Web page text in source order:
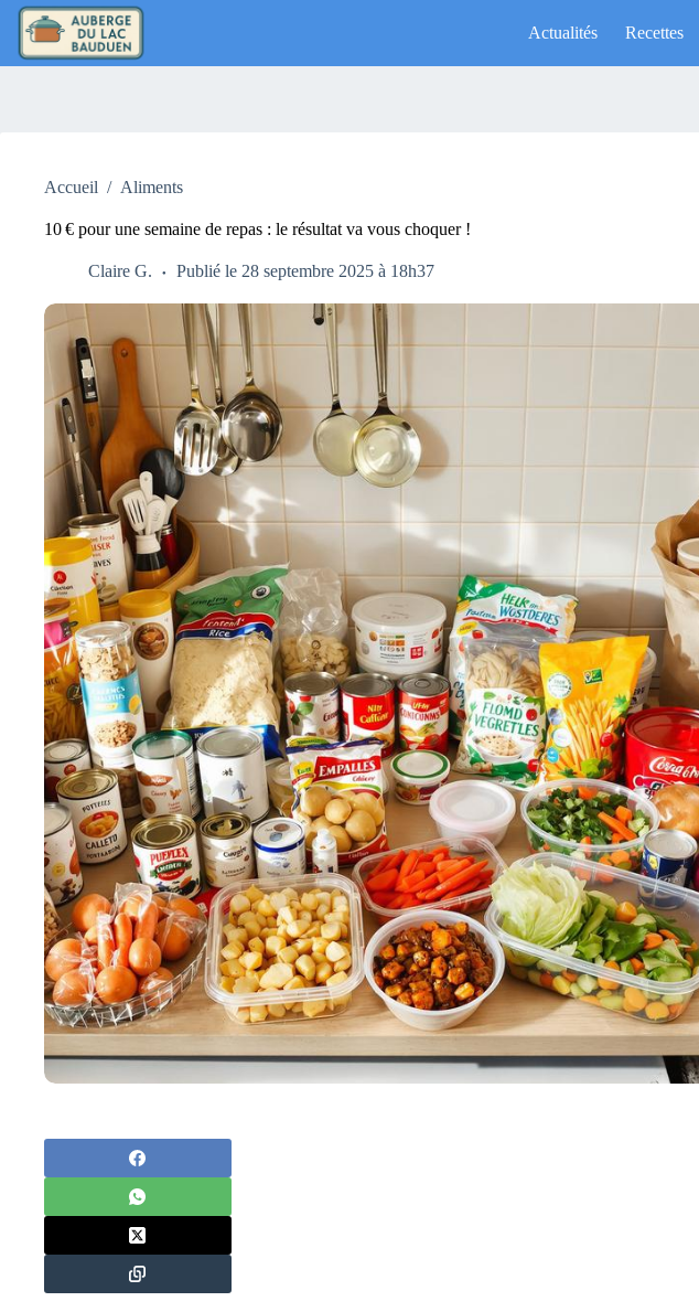
Passer
contenu
Actualités Recettes
Accueil / Aliments
10 € pour une semaine de repas : le résultat va vous choquer !
Claire G. Publié le 28 septembre 2025 à 18h37